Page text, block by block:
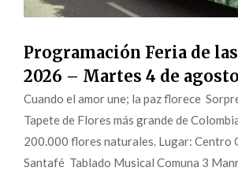
Programación Feria de
2026 – Martes 4 de agosto
Cuando el amor une; la paz florece
Tapete de Flores más grande de
200.000 flores naturales. Lugar: Centro
Santafé Tablado Musical Comuna 3